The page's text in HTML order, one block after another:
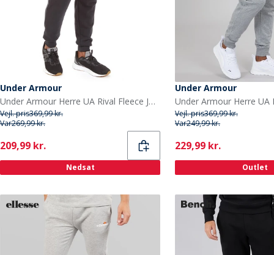
Under Armour
Under Armour Herre UA Rival Fleece Joggingbukser Sort/Hvid
Vejl. pris369,99 kr.
Var269,99 kr.
Current
209,99 kr.
Nedsat
Under Armour
Vejl. pris369,99 kr.
Var249,99 kr.
Current
229,99 kr.
Outlet